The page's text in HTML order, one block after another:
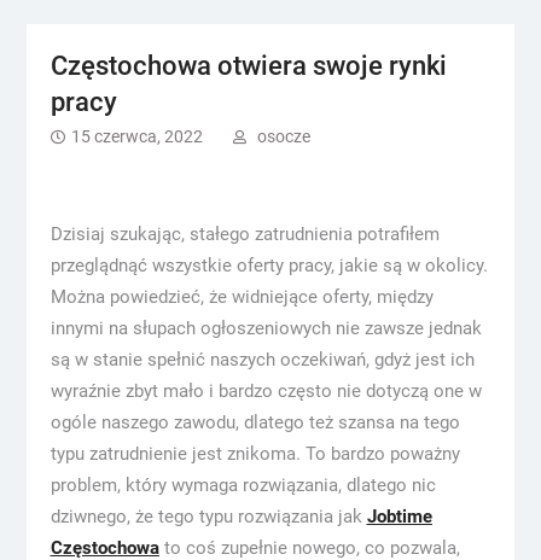
Częstochowa otwiera swoje rynki
pracy
15 czerwca, 2022 osocze
Dzisiaj szukając, stałego zatrudnienia potrafiłem
przeglądnąć wszystkie oferty pracy, jakie są w okolicy.
Można powiedzieć, że widniejące oferty, między
innymi na słupach ogłoszeniowych nie zawsze jednak
są w stanie spełnić naszych oczekiwań, gdyż jest ich
wyraźnie zbyt mało i bardzo często nie dotyczą one w
ogóle naszego zawodu, dlatego też szansa na tego
typu zatrudnienie jest znikoma. To bardzo poważny
problem, który wymaga rozwiązania, dlatego nic
dziwnego, że tego typu rozwiązania jak Jobtime
Częstochowato coś zupełnie nowego, co pozwala,